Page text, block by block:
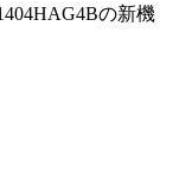
の新機